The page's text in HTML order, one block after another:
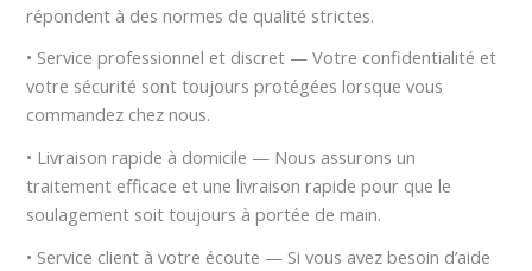
répondent à des normes de qualité strictes.
• Service professionnel et discret — Votre confidentialité et
votre sécurité sont toujours protégées lorsque vous
commandez chez nous.
• Livraison rapide à domicile — Nous assurons un
traitement efficace et une livraison rapide pour que le
soulagement soit toujours à portée de main.
• Service client à votre écoute — Si vous avez besoin d’aide